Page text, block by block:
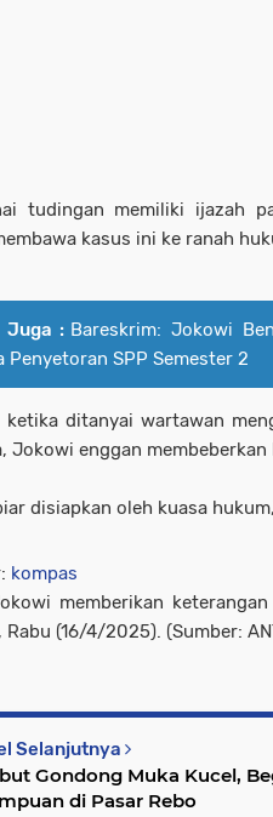
tudingan memiliki ijazah
kasus ini ke ranah
Juga : Bareskrim: Jokowi
Penyetoran SPP Semester 2
ketika ditanyai wartawan
Jokowi enggan membeberkan
disiapkan oleh kuasa
kompas
memberikan
Rabu (16/4/2025). (Sumber:
Selanjutnya
Gondong Muka Kucel,
di Pasar Rebo